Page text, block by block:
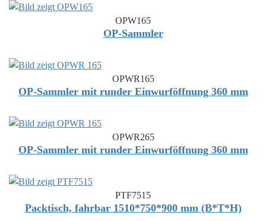
OPW165
OP-Sammler
OPWR165
OP-Sammler mit runder Einwurföffnung 360 mm
OPWR265
OP-Sammler mit runder Einwurföffnung 360 mm
PTF7515
Packtisch, fahrbar 1510*750*900 mm (B*T*H)